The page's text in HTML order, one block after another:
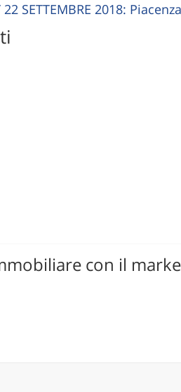
22 SETTEMBRE 2018:
con il